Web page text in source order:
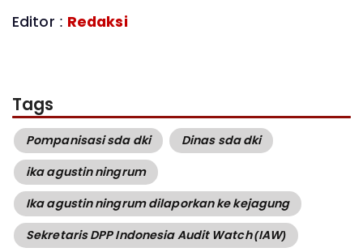
Editor : Redaksi
Tags
Pompanisasi sda dki
Dinas sda dki
ika agustin ningrum
Ika agustin ningrum dilaporkan ke kejagung
Sekretaris DPP Indonesia Audit Watch (IAW)